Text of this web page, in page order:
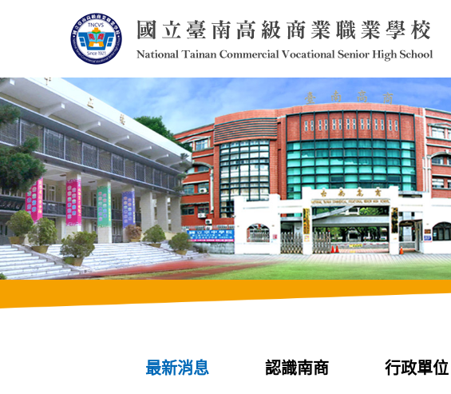
內
容
區
塊
最新消息 認識南商 行政單位